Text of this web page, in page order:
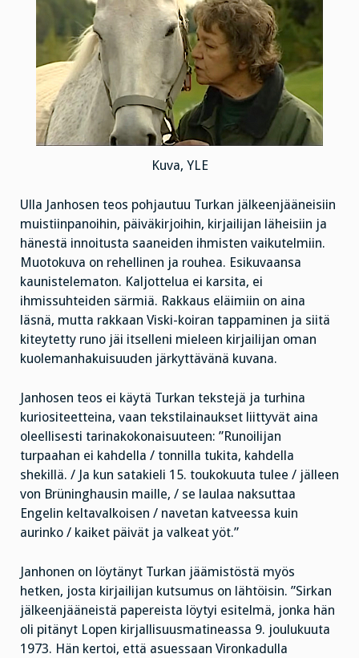
Kuva, YLE
Ulla Janhosen teos pohjautuu Turkan jälkeenjääneisiin
muistiinpanoihin, päiväkirjoihin, kirjailijan läheisiin ja
hänestä innoitusta saaneiden ihmisten vaikutelmiin.
Muotokuva on rehellinen ja rouhea. Esikuvaansa
kaunistelematon. Kaljottelua ei karsita, ei
ihmissuhteiden särmiä. Rakkaus eläimiin on aina
läsnä, mutta rakkaan Viski-koiran tappaminen ja siitä
kiteytetty runo jäi itselleni mieleen kirjailijan oman
kuolemanhakuisuuden järkyttävänä kuvana.
Janhosen teos ei käytä Turkan tekstejä ja turhina
kuriositeetteina, vaan tekstilainaukset liittyvät aina
oleellisesti tarinakokonaisuuteen: ”Runoilijan
turpaahan ei kahdella / tonnilla tukita, kahdella
shekillä. / Ja kun satakieli 15. toukokuuta tulee / jälleen
von Brüninghausin maille, / se laulaa naksuttaa
Engelin keltavalkoisen / navetan katveessa kuin
aurinko / kaiket päivät ja valkeat yöt.”
Janhonen on löytänyt Turkan jäämistöstä myös
hetken, josta kirjailijan kutsumus on lähtöisin. ”Sirkan
jälkeenjääneistä papereista löytyi esitelmä, jonka hän
oli pitänyt Lopen kirjallisuusmatineassa 9. joulukuuta
1973. Hän kertoi, että asuessaan Vironkadulla